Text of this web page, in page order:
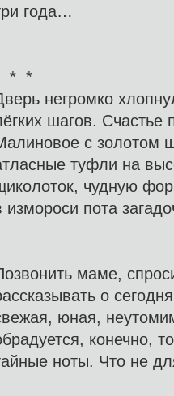
года…
* *
негромко
шагов. Счастье
с золотом
туфли на
чудную
измороси пота
маме,
о
юная,
конечно,
ноты. Что не